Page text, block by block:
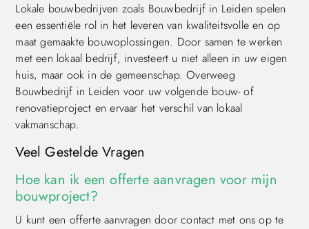
Lokale bouwbedrijven zoals Bouwbedrijf in Leiden spelen
een essentiële rol in het leveren van kwaliteitsvolle en op
maat gemaakte bouwoplossingen. Door samen te werken
met een lokaal bedrijf, investeert u niet alleen in uw eigen
huis, maar ook in de gemeenschap. Overweeg
Bouwbedrijf in Leiden voor uw volgende bouw- of
renovatieproject en ervaar het verschil van lokaal
vakmanschap.
Veel Gestelde Vragen
Hoe kan ik een offerte aanvragen voor mijn
bouwproject?
U kunt een offerte aanvragen door contact met ons op te